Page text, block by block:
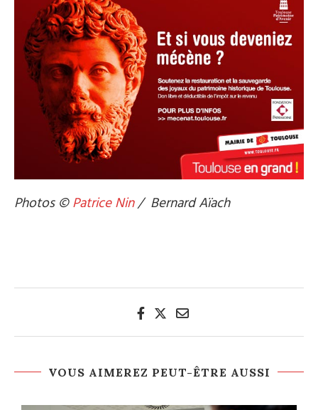
Photos ©Patrice Nin/ Bernard Aïach
VOUS AIMEREZ PEUT-ÊTRE AUSSI